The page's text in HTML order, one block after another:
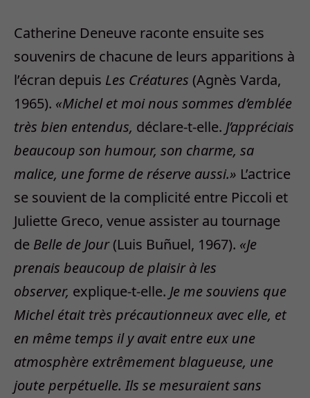
Catherine Deneuve raconte ensuite ses
souvenirs de chacune de leurs apparitions à
l’écran depuis Les Créatures (Agnès Varda,
1965). «Michel et moi nous sommes d’emblée
très bien entendus, déclare-t-elle. J’appréciais
beaucoup son humour, son charme, sa
malice, une forme de réserve aussi.» L’actrice
se souvient de la complicité entre Piccoli et
Juliette Greco, venue assister au tournage
de Belle de Jour(Luis Buñuel, 1967). «Je
prenais beaucoup de plaisir à les
observer, explique-t-elle. Je me souviens que
Michel était très précautionneux avec elle, et
en même temps il y avait entre eux une
atmosphère extrêmement blagueuse, une
joute perpétuelle. Ils se mesuraient sans